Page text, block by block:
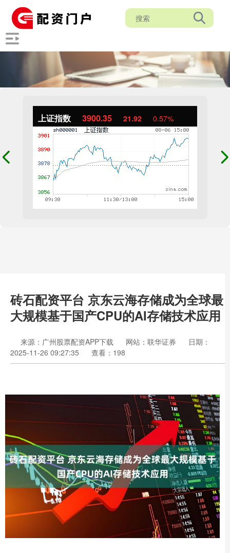
上证指数 3900.35 21.92 0.57%
砖石配资平台 京东云海存储成为全球最
大规模基于国产CPU的AI存储技术应用
来源：广州股票配资APP下载 网站：联华证券
日期：
2025-11-26 09:27:35
查看：198